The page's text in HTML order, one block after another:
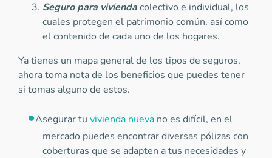
Seguro para viviendacolectivo e individual, los
cuales protegen el patrimonio común, así como
el contenido de cada uno de los hogares.
Ya tienes un mapa general de los tipos de seguros,
ahora toma nota de los beneficios que puedes tener
si tomas alguno de estos.
Asegurar tu vivienda nueva no es difícil, en el
mercado puedes encontrar diversas pólizas con
coberturas que se adapten a tus necesidades y